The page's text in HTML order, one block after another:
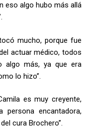
eso algo hubo más allá
mucho, porque fue
actuar médico, todos
algo más, ya que era
lo hizo”.
es muy creyente,
persona encantadora,
cura Brochero”.